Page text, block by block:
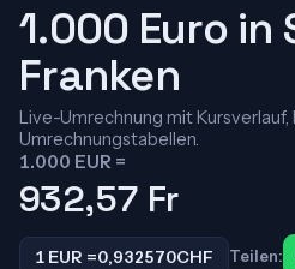
1.000 Euro in
Franken
Live-Umrechnung mit Kursverlauf,
Umrechnungstabellen.
1.000 EUR =
932,57 Fr
1 EUR =0,932570CHF Teilen: